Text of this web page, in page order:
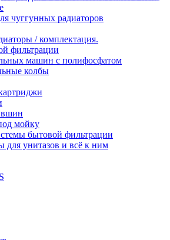
чуггунных радиаторов
/ комплектация.
фильтрации
машин с полифосфатом
колбы
мойку
бытовой фильтрации
унитазов и всё к ним